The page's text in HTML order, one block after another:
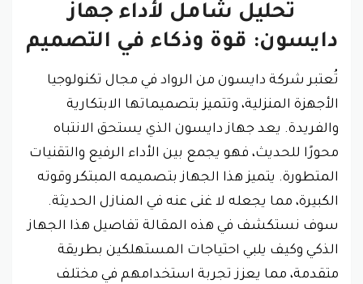
تحليل شامل لأداء جهاز
دايسون: قوة وذكاء في التصميم
تُعتبر شركة دايسون من الرواد في مجال تكنولوجيا
الأجهزة المنزلية، وتتميز بتصميماتها الابتكارية
والفريدة. يعد جهاز دايسون الذي يستحق الانتباه
محورًا للحديث، فهو يجمع بين الأداء الرفيع والتقنيات
المتطورة. يتميز هذا الجهاز بتصميمه المبتكر وقوته
الكبيرة، مما يجعله لا غنى عنه في المنازل الحديثة.
سوف نستكشف في هذه المقالة تفاصيل هذا الجهاز
الذكي وكيف يلبي احتياجات المستهلكين بطريقة
متقدمة، مما يعزز تجربة استخدامهم في مختلف